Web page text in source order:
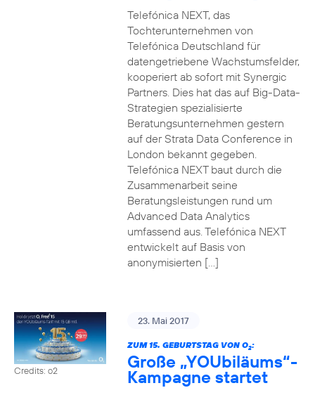
Telefónica NEXT, das
Tochterunternehmen von
Telefónica Deutschland für
datengetriebene Wachstumsfelder,
kooperiert ab sofort mit Synergic
Partners. Dies hat das auf Big-Data-
Strategien spezialisierte
Beratungsunternehmen gestern
auf der Strata Data Conference in
London bekannt gegeben.
Telefónica NEXT baut durch die
Zusammenarbeit seine
Beratungsleistungen rund um
Advanced Data Analytics
umfassend aus. Telefónica NEXT
entwickelt auf Basis von
anonymisierten […]
Credits: o2
23. Mai 2017
ZUM 15. GEBURTSTAG VON O2:
Große „YOUbiläums“-
Kampagne startet